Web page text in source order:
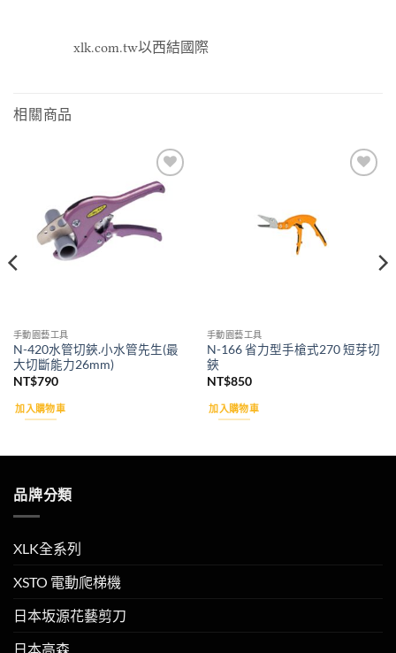
xlk.com.tw以西結國際
相關商品
Add to
wishlist
手動園藝工具
N-420水管切鋏.小水管先生(最
大切斷能力26mm)
NT$790
加入購物車
手動園藝工具
N-166 省力型手槍式270 短芽切
鋏
NT$850
加入購物車
品牌分類
XLK全系列
XSTO 電動爬梯機
日本坂源花藝剪刀
日本高森